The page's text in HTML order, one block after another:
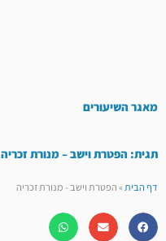
מאגר השיעורים
תגית: הפטרת וישב – מנורת זכריה
דף הבית»הפטרת וישב - מנורת זכריה